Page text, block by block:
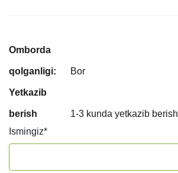
Omborda
qolganligi: Bor
Yetkazib
berish
1-3 kunda yetkazib berish
Ismingiz*